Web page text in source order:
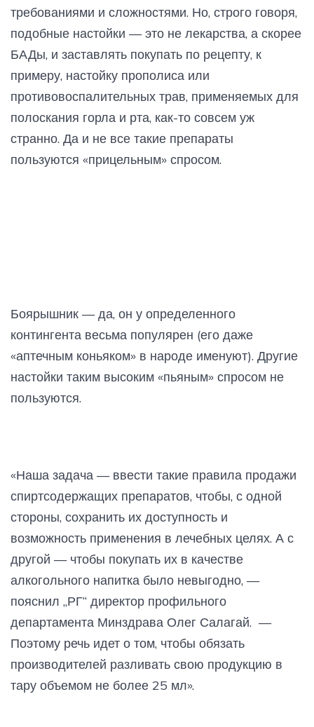
требованиями и сложностями. Но, строго говоря,
подобные настойки — это не лекарства, а скорее
БАДы, и заставлять покупать по рецепту, к
примеру, настойку прополиса или
противовоспалительных трав, применяемых для
полоскания горла и рта, как-то совсем уж
странно. Да и не все такие препараты
пользуются «прицельным» спросом.
Боярышник — да, он у определенного
контингента весьма популярен (его даже
«аптечным коньяком» в народе именуют). Другие
настойки таким высоким «пьяным» спросом не
пользуются.
«Наша задача — ввести такие правила продажи
спиртсодержащих препаратов, чтобы, с одной
стороны, сохранить их доступность и
возможность применения в лечебных целях. А с
другой — чтобы покупать их в качестве
алкогольного напитка было невыгодно, —
пояснил „РГ“ директор профильного
департамента Минздрава Олег Салагай. —
Поэтому речь идет о том, чтобы обязать
производителей разливать свою продукцию в
тару объемом не более 25 мл».